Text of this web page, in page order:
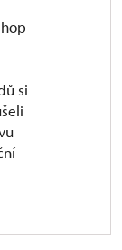
edukace
Vimperk –
- praktická
dílna II.
si